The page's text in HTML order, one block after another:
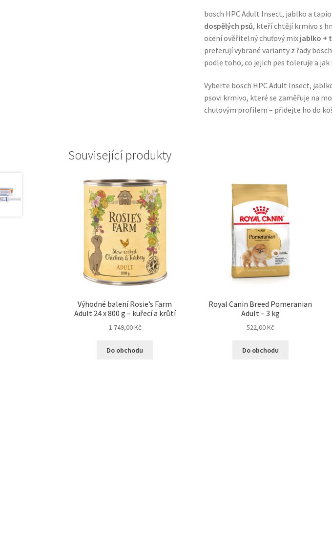
bosch HPC Adult Insect, jablko a
dospělých psů, kteří chtějí krmivo s
ocení ověřitelný chuťový mix jablko +
preferují vybrané varianty z řady
podle toho, co jejich pes toleruje a jak
Vyberte bosch HPC Adult Insect,
psovi krmivo, které se zaměřuje na
chuťovým profilem – přidejte ho do
Související produkty
Výhodné balení Rosie’s Farm
Adult 24 x 800 g – kuřecí a krůtí
1 749,00Kč
Do obchodu
Royal Canin Breed Pomeranian
Adult – 3 kg
522,00Kč
Do obchodu